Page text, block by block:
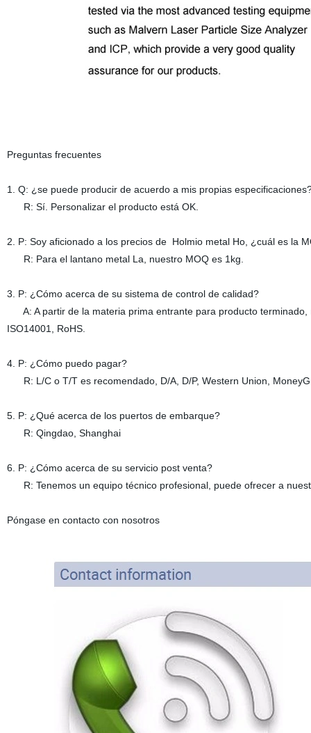
Preguntas frecuentes
1. Q: ¿se puede producir de acuerdo a mis propias
R: Sí. Personalizar el producto está OK.
2. P: Soy aficionado a los precios de Holmio metal Ho, ¿cuál es la
R: Para el lantano metal La, nuestro MOQ es 1kg.
3. P: ¿Cómo acerca de su sistema de control de calidad?
A: A partir de la materia prima entrante para producto terminado,
ISO14001, RoHS.
4. P: ¿Cómo puedo pagar?
R: L/C o T/T es recomendado, D/A, D/P, Western Union,
5. P: ¿Qué acerca de los puertos de embarque?
R: Qingdao, Shanghai
6. P: ¿Cómo acerca de su servicio post venta?
R: Tenemos un equipo técnico profesional, puede ofrecer a
Póngase en contacto con nosotros